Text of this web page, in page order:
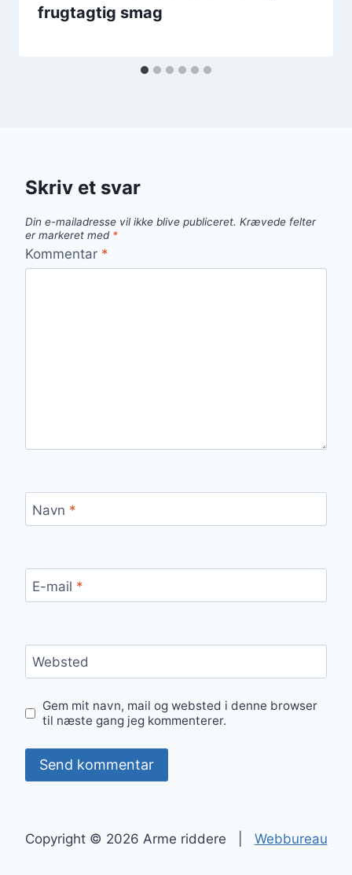
frugtagtig smag
Skriv et svar
Din e-mailadresse vil ikke blive publiceret. Krævede felter
er markeret med *
Kommentar *
Navn *
E-mail *
Websted
Gem mit navn, mail og websted i denne browser
til næste gang jeg kommenterer.
Copyright © 2026 Arme riddere | Webbureau